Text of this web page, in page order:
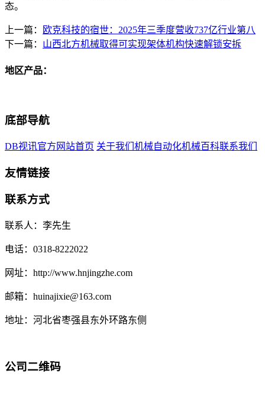
态。
上一篇：
欧克科技的宿世：2025年三季度营收737亿行业第八
下一篇： 山西北方机械取得可实现架体机构快速解锁安拆
地区产品：
底部导航
DB视讯官方网站首页 关于我们 机械自动化机械百科联系我们
友情链接
联系方式
联系人：李先生
电话：0318-8222022
网址：http://www.hnjingzhe.com
邮箱：huinajixie@163.com
地址：河北省枣强县东外环路东侧
公司二维码